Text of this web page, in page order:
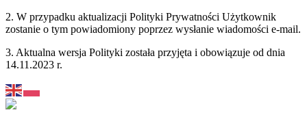
2. W przypadku aktualizacji Polityki Prywatności Użytkownik
zostanie o tym powiadomiony poprzez wysłanie wiadomości e-mail.
3. Aktualna wersja Polityki została przyjęta i obowiązuje od dnia
14.11.2023 r.